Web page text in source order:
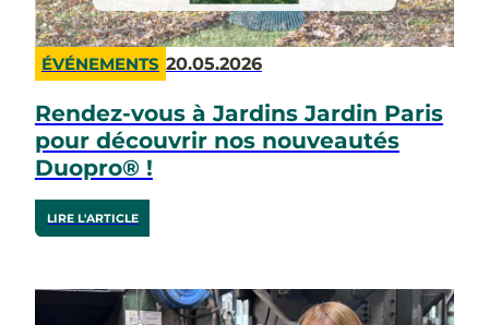
ÉVÉNEMENTS 20.05.2026
Rendez-vous à Jardins Jardin Paris
pour découvrir nos nouveautés
Duopro® !
LIRE L'ARTICLE